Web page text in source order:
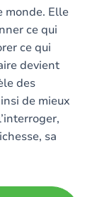
monde. Elle
ce qui
ce qui
devient
des
de mieux
sa